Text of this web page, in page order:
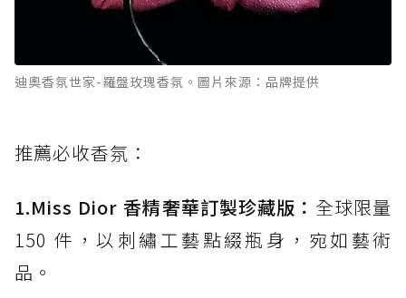
迪奧香氛世家-羅盤玫瑰香氛。圖片來源：品牌提供
推薦必收香氛：
1.Miss Dior 香精奢華訂製珍藏版： 全球限量
150 件，以刺繡工藝點綴瓶身，宛如藝術
品。